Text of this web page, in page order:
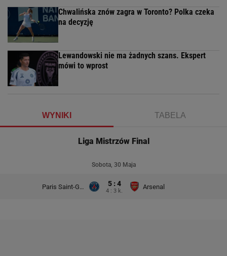
Chwalińska znów zagra w Toronto? Polka czeka
na decyzję
Lewandowski nie ma żadnych szans. Ekspert
mówi to wprost
WYNIKI TABELA
Liga Mistrzów Final
Sobota, 30 Maja
Paris Saint-Germain 5 : 4
4 : 3 k.
Arsenal